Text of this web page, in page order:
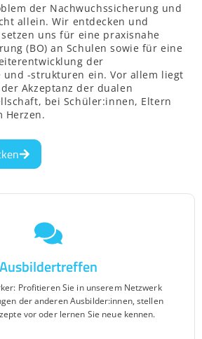
Ausbildertreffen
Profitieren Sie in unserem Netzwerk
der anderen Ausbilder:innen, stellen
vor oder lernen Sie neue kennen.
der Nachwuchssicherung und
allein. Wir entdecken und
uns für eine praxisnahe
(BO) an Schulen sowie für eine
der
-strukturen ein. Vor allem liegt
Akzeptanz der dualen
bei Schüler:innen, Eltern
Herzen.